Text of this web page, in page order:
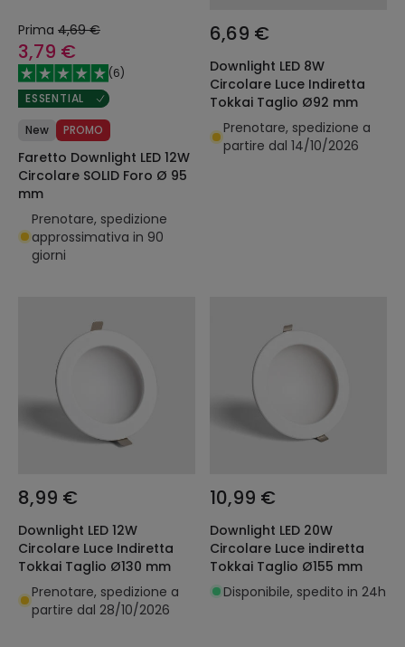
Prima 4,69 €
3,79 €
(6)
ESSENTIAL
New PROMO
Faretto Downlight LED 12W
Circolare SOLID Foro Ø 95
mm
Prenotare, spedizione
approssimativa in 90
giorni
6,69 €
Downlight LED 8W
Circolare Luce Indiretta
Tokkai Taglio Ø92 mm
Prenotare, spedizione a
partire dal 14/10/2026
8,99 €
Downlight LED 12W
Circolare Luce Indiretta
Tokkai Taglio Ø130 mm
Prenotare, spedizione a
partire dal 28/10/2026
10,99 €
Downlight LED 20W
Circolare Luce indiretta
Tokkai Taglio Ø155 mm
Disponibile, spedito in 24h